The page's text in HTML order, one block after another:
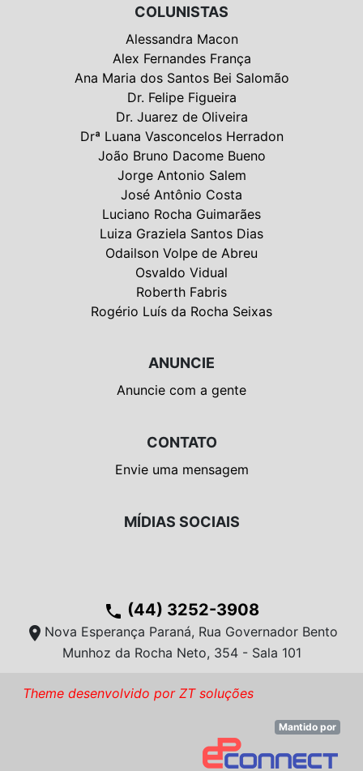
COLUNISTAS
Alessandra Macon
Alex Fernandes França
Ana Maria dos Santos Bei Salomão
Dr. Felipe Figueira
Dr. Juarez de Oliveira
Drª Luana Vasconcelos Herradon
João Bruno Dacome Bueno
Jorge Antonio Salem
José Antônio Costa
Luciano Rocha Guimarães
Luiza Graziela Santos Dias
Odailson Volpe de Abreu
Osvaldo Vidual
Roberth Fabris
Rogério Luís da Rocha Seixas
ANUNCIE
Anuncie com a gente
CONTATO
Envie uma mensagem
MÍDIAS SOCIAIS
phone (44) 3252-3908
location_on Nova Esperança Paraná, Rua Governador Bento
Munhoz da Rocha Neto, 354 - Sala 101
Theme desenvolvido por ZT soluções
Mantido por